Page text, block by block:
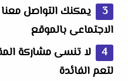
يمكنك التواصل
الاجتماعى بالموقع
لا تنسى مشاركة
لتعم الفائدة